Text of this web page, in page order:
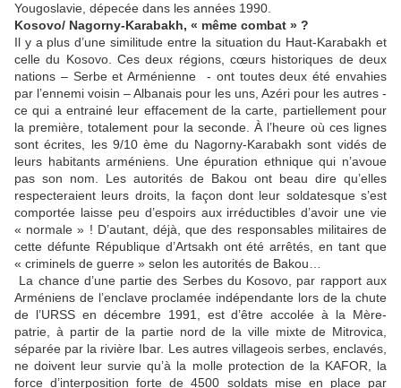
Yougoslavie, dépecée dans les années 1990.
Kosovo/ Nagorny-Karabakh, « même combat » ?
Il y a plus d’une similitude entre la situation du Haut-Karabakh et
celle du Kosovo. Ces deux régions, cœurs historiques de deux
nations – Serbe et Arménienne - ont toutes deux été envahies
par l’ennemi voisin – Albanais pour les uns, Azéri pour les autres -
ce qui a entrainé leur effacement de la carte, partiellement pour
la première, totalement pour la seconde. À l’heure où ces lignes
sont écrites, les 9/10 ème du Nagorny-Karabakh sont vidés de
leurs habitants arméniens. Une épuration ethnique qui n’avoue
pas son nom. Les autorités de Bakou ont beau dire qu’elles
respecteraient leurs droits, la façon dont leur soldatesque s’est
comportée laisse peu d’espoirs aux irréductibles d’avoir une vie
« normale » ! D’autant, déjà, que des responsables militaires de
cette défunte République d’Artsakh ont été arrêtés, en tant que
« criminels de guerre » selon les autorités de Bakou…
La chance d’une partie des Serbes du Kosovo, par rapport aux
Arméniens de l’enclave proclamée indépendante lors de la chute
de l’URSS en décembre 1991, est d’être accolée à la Mère-
patrie, à partir de la partie nord de la ville mixte de Mitrovica,
séparée par la rivière Ibar. Les autres villageois serbes, enclavés,
ne doivent leur survie qu’à la molle protection de la KAFOR, la
force d’interposition forte de 4500 soldats mise en place par